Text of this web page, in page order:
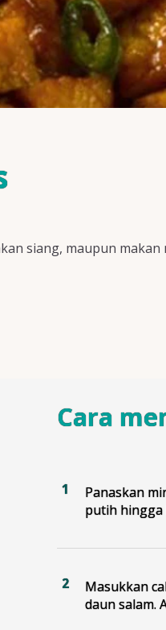
siang, maupun makan
Cara
Panaskan
putih hingga
Masukkan
daun salam.